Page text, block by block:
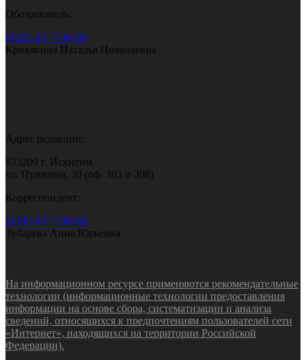
Обозреватель:
8(383-43) 7-90-60
Кривякина Наталья Николаевна
Адрес редакции:
633209 г. Искитим
ул. Пушкина, 39 (оф. 305 и 308)
Корреспондент:
8(383-43) 7-90-60
Зубарева Анна Юрьевна
На информационном ресурсе применяются рекомендательные
технологии (информационные технологии предоставления
информации на основе сбора, систематизации и анализа
сведений, относящихся к предпочтениям пользователей сети
«Интернет», находящихся на территории Российской
Федерации).